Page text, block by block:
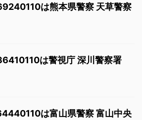
は熊本県警察 天草警察
は警視庁 深川警察署
は富山県警察 富山中央